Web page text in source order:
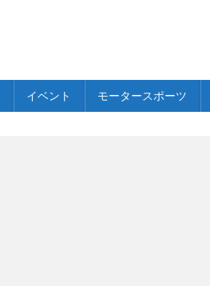
イベント モータースポーツ